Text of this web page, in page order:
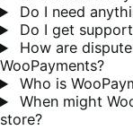
Do I need
Do I get
How are
WooPayments?
Who is
When might
store?